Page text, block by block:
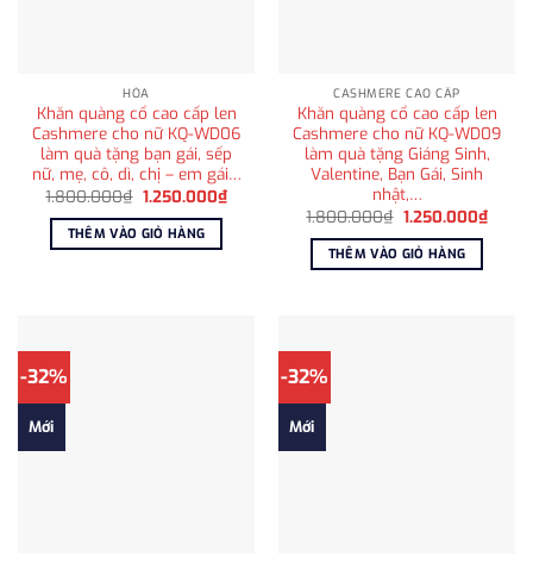
HỎA
Khăn quàng cổ cao cấp len
Cashmere cho nữ KQ-WD06
làm quà tặng bạn gái, sếp
nữ, mẹ, cô, dì, chị – em gái…
1.800.000₫ Giá
là:
1.800.000₫.
1.250.000₫Giá
hiện
THÊM VÀO GIỎ HÀNG
CASHMERE CAO CẤP
Khăn quàng cổ cao cấp len
Cashmere cho nữ KQ-WD09
làm quà tặng Giáng Sinh,
Valentine, Bạn Gái, Sinh
nhật,…
1.800.000₫ Giá
là:
1.800.000₫.
1.250.000₫Giá
hiện
THÊM VÀO GIỎ HÀNG
-32%
Mới
-32%
Mới